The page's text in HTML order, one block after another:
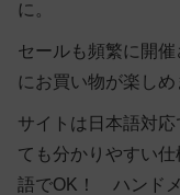
に。
セールも頻繁に開
にお買い物が楽しめ
サイトは日本語対
ても分かりやすい
語でOK！ ハンド